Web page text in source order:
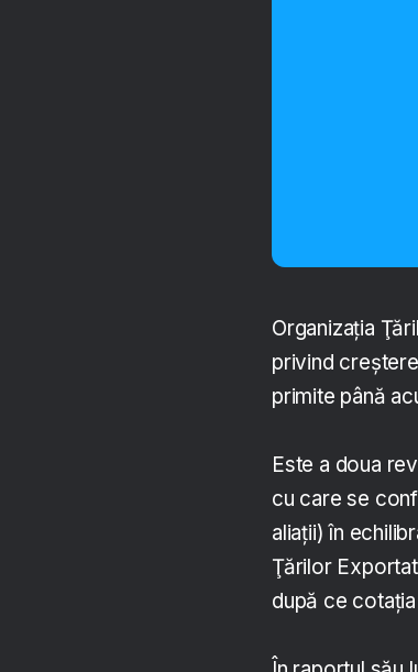
Organizaţia
privind
primite până
Este a doua
cu care se
aliaţii) în
Ţărilor
după ce